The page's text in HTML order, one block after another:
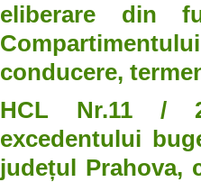
eliberare din
conducere,
HCL Nr.11 /
excedentului
județul Prahova,